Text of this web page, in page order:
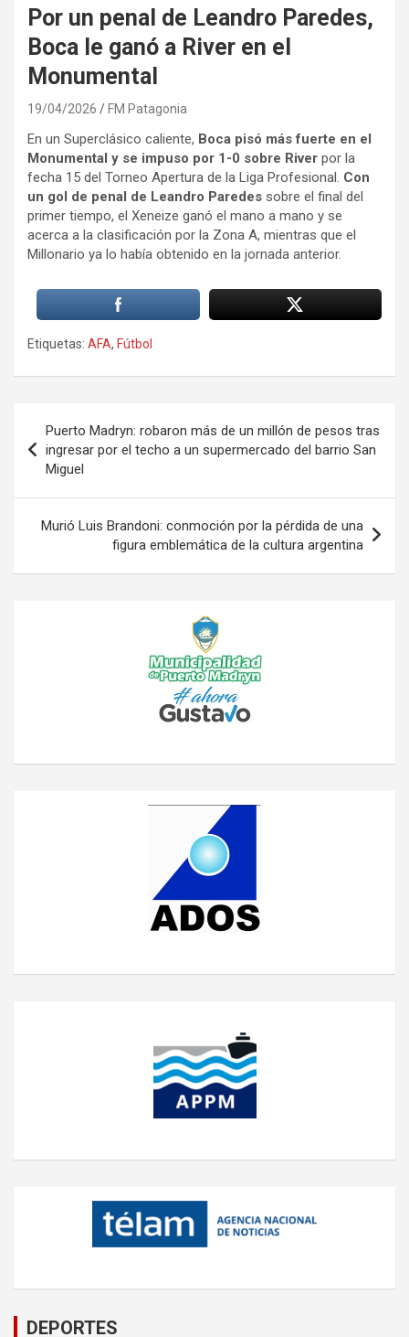
Por un penal de Leandro Paredes,
Boca le ganó a River en el
Monumental
19/04/2026 FM Patagonia
En un Superclásico caliente, Boca pisó más fuerte en el
Monumental y se impuso por 1-0 sobre River por la
fecha 15 del Torneo Apertura de la Liga Profesional. Con
un gol de penal de Leandro Paredes sobre el final del
primer tiempo, el Xeneize ganó el mano a mano y se
acerca a la clasificación por la Zona A, mientras que el
Millonario ya lo había obtenido en la jornada anterior.
Etiquetas: AFA, Fútbol
de
entradas
Puerto Madryn: robaron más de un millón de pesos tras
ingresar por el techo a un supermercado del barrio San
Miguel
Murió Luis Brandoni: conmoción por la pérdida de una
figura emblemática de la cultura argentina
DEPORTES